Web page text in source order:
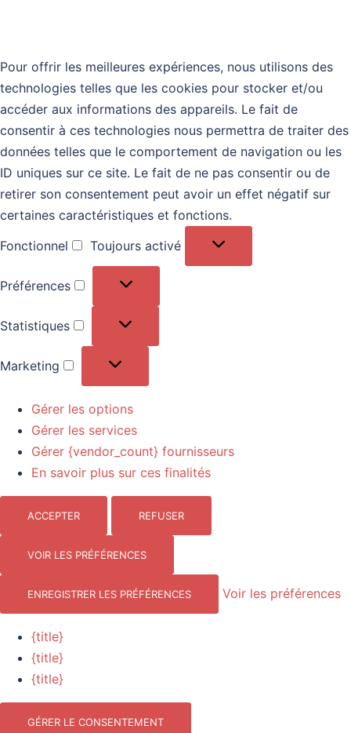
Pour offrir les meilleures expériences, nous utilisons des
technologies telles que les cookies pour stocker et/ou
accéder aux informations des appareils. Le fait de
consentir à ces technologies nous permettra de traiter des
données telles que le comportement de navigation ou les
ID uniques sur ce site. Le fait de ne pas consentir ou de
retirer son consentement peut avoir un effet négatif sur
certaines caractéristiques et fonctions.
Fonctionnel
Fonctionnel
Toujours activé
Préférences
Statistiques
Marketing
Gérer les options
Gérer les services
Gérer {vendor_count} fournisseurs
En savoir plus sur ces finalités
ACCEPTER REFUSER
VOIR LES PRÉFÉRENCES
ENREGISTRER LES PRÉFÉRENCES Voir les préférences
{title}
{title}
{title}
GÉRER LE CONSENTEMENT